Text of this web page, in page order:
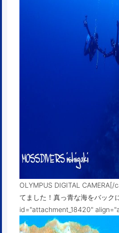
OLYMPUS DIGITAL
てました！真っ青な海をバック
id="attachment_18420"